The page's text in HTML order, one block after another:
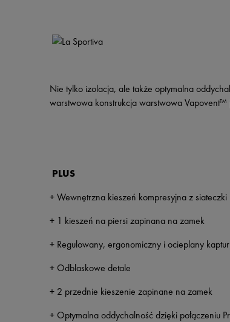
Nie tylko izolacja, ale także optymalna
warstwowa konstrukcja warstwowa Vapovent™
PLUS
+ Wewnętrzna kieszeń kompresyjna z siateczki
+ 1 kieszeń na piersi zapinana na zamek
+ Regulowany, ergonomiczny i ocieplany kaptur
+ Odblaskowe detale
+ 2 przednie kieszenie zapinane na zamek
+ Optymalna oddychalność dzięki połączeniu